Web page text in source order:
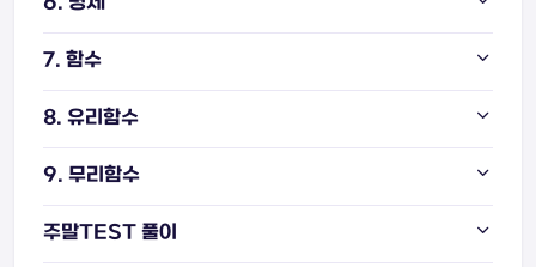
7. 함수
8. 유리함수
9. 무리함수
주말TEST 풀이